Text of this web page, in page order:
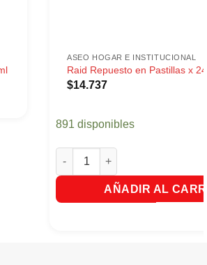
ASEO HOGAR E INSTITUCIONAL
Raid Repuesto en Pastillas x
$14.737
891 disponibles
Raid Repuesto en Pastillas x
AÑADIR AL